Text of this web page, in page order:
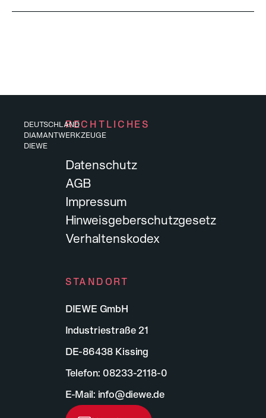
DIEWE
DIAMANTWERKZEUGE
DEUTSCHLANDRECHTLICHES
Datenschutz
AGB
Impressum
Hinweisgeberschutzgesetz
Verhaltenskodex
STANDORT
DIEWE GmbH
Industriestraße 21
DE-86438 Kissing
Telefon: 08233-2118-0
E-Mail: info@diewe.de